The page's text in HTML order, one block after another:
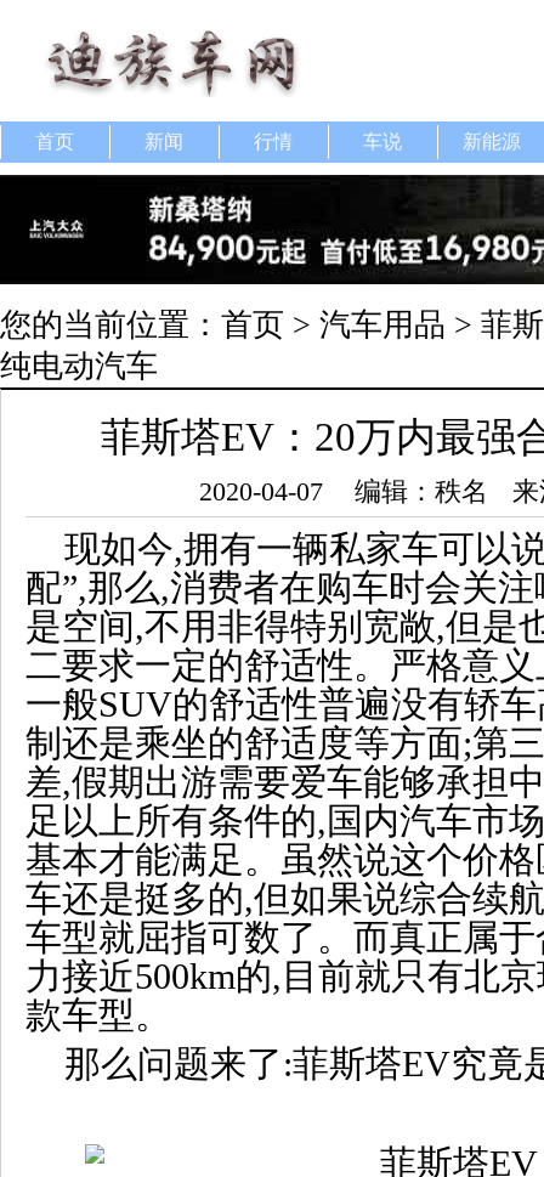
首页 新闻 行情 车说 新能源
您的当前位置： 首页 > 汽车用品 > 菲
纯电动汽车
菲斯塔EV：20万内最强
2020-04-07 编辑：秩名
现如今,拥有一辆私家车可以
配”,那么,消费者在购车时会关
是空间,不用非得特别宽敞,但是
二要求一定的舒适性。严格意
一般SUV的舒适性普遍没有轿
制还是乘坐的舒适度等方面;第
差,假期出游需要爱车能够承担
足以上所有条件的,国内汽车市
基本才能满足。虽然说这个价
车还是挺多的,但如果说综合续
车型就屈指可数了。而真正属
力接近500km的,目前就只有北
款车型。
那么问题来了:菲斯塔EV究竟